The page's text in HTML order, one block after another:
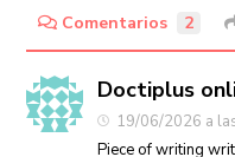
Comentarios 2
Doctiplus
19/06/2026 a
Piece of writing